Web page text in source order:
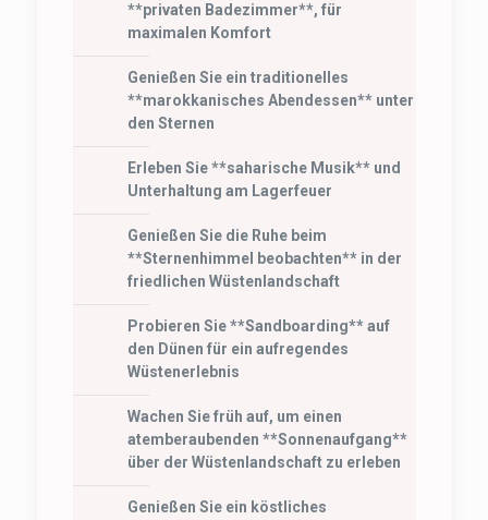
**privaten Badezimmer**, für
maximalen Komfort
Genießen Sie ein traditionelles
**marokkanisches Abendessen** unter
den Sternen
Erleben Sie **saharische Musik** und
Unterhaltung am Lagerfeuer
Genießen Sie die Ruhe beim
**Sternenhimmel beobachten** in der
friedlichen Wüstenlandschaft
Probieren Sie **Sandboarding** auf
den Dünen für ein aufregendes
Wüstenerlebnis
Wachen Sie früh auf, um einen
atemberaubenden **Sonnenaufgang**
über der Wüstenlandschaft zu erleben
Genießen Sie ein köstliches